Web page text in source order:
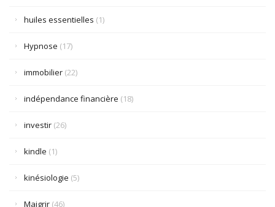
huiles essentielles (1)
Hypnose (17)
immobilier (22)
indépendance financière (18)
investir (26)
kindle (1)
kinésiologie (5)
Maigrir (46)